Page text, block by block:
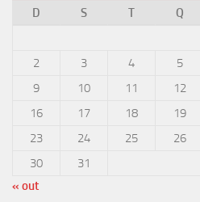
D
S T Q
2
3 4 5
9
10 11 12
16
17 18 19
23
24 25 26
30
31
« out